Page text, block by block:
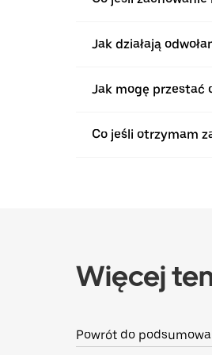
Jak działają
Jak mogę przestać
Co jeśli otrzymam
Więcej
Powrót do